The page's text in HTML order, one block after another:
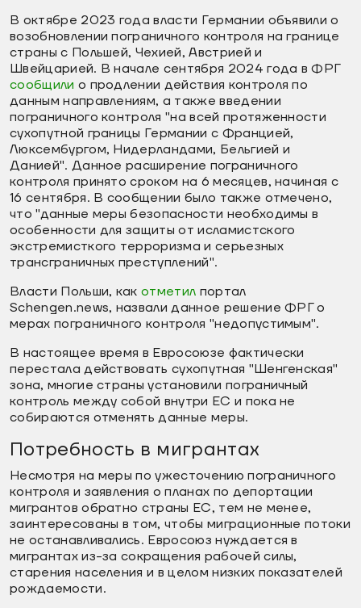
В октябре 2023 года власти Германии объявили о
возобновлении пограничного контроля на границе
страны с Польшей, Чехией, Австрией и
Швейцарией. В начале сентября 2024 года в ФРГ
сообщили о продлении действия контроля по
данным направлениям, а также введении
пограничного контроля "на всей протяженности
сухопутной границы Германии с Францией,
Люксембургом, Нидерландами, Бельгией и
Данией". Данное расширение пограничного
контроля принято сроком на 6 месяцев, начиная с
16 сентября. В сообщении было также отмечено,
что "данные меры безопасности необходимы в
особенности для защиты от исламистского
экстремисткого терроризма и серьезных
трансграничных преступлений".
Власти Польши, какотметил портал
Schengen.news, назвали данное решение ФРГ о
мерах пограничного контроля "недопустимым".
В настоящее время в Евросоюзе фактически
перестала действовать сухопутная "Шенгенская"
зона, многие страны установили пограничный
контроль между собой внутри ЕС и пока не
собираются отменять данные меры.
Потребность в мигрантах
Несмотря на меры по ужесточению пограничного
контроля и заявления о планах по депортации
мигрантов обратно страны ЕС, тем не менее,
заинтересованы в том, чтобы миграционные потоки
не останавливались. Евросоюз нуждается в
мигрантах из-за сокращения рабочей силы,
старения населения и в целом низких показателей
рождаемости.